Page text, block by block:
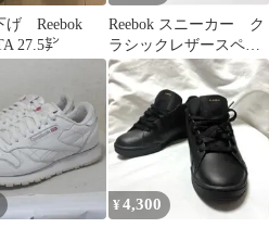
げ Reebok
27.5㌢
Reebok スニーカー ク
ラシックレザースペシ
ャルエクストラ24.5cm
¥4,300